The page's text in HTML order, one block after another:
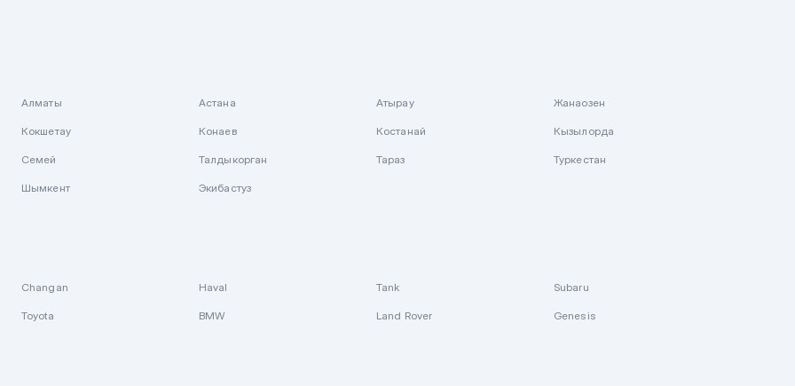
Алматы Астана Атырау Жанаозен
Кокшетау Конаев Костанай Кызылорда
Семей Талдыкорган Тараз Туркестан
Шымкент Экибастуз
Changan Haval Tank Subaru
Toyota BMW Land Rover Genesis